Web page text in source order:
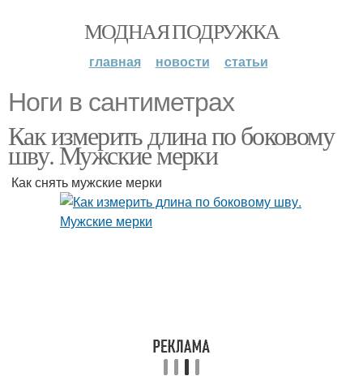
МОДНАЯ ПОДРУЖКА
главная новости статьи
Ноги в сантиметрах
Как измерить длина по боковому
шву. Мужские мерки
Как снять мужские мерки